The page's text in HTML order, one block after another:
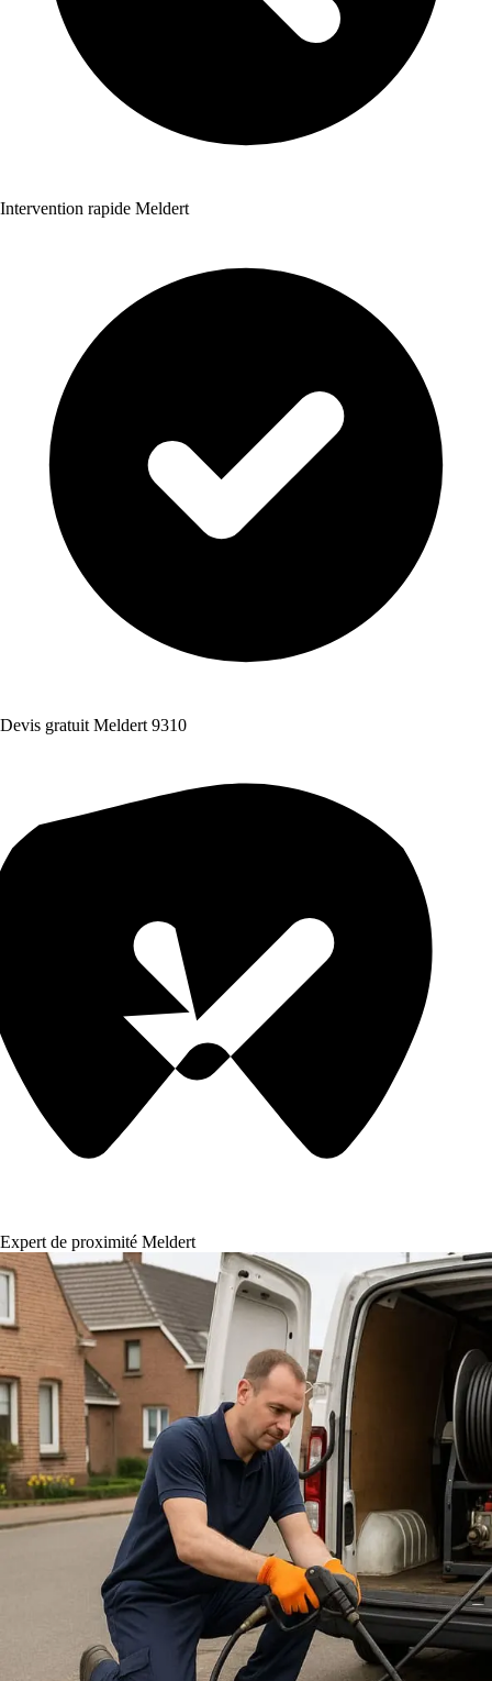
Intervention rapide Meldert
Devis gratuit Meldert 9310
Expert de proximité Meldert